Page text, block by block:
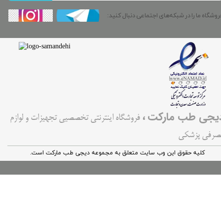
طب مارکت، فروشگاه اینترنتی تخصصیی تجهیزات و لوازم
پزشکی
کليه حقوق اين وب سایت متعلق به مجموعه دیجی طب مارکت است.
ما را در شبکه‌های اجتماعی دنبال کنید: